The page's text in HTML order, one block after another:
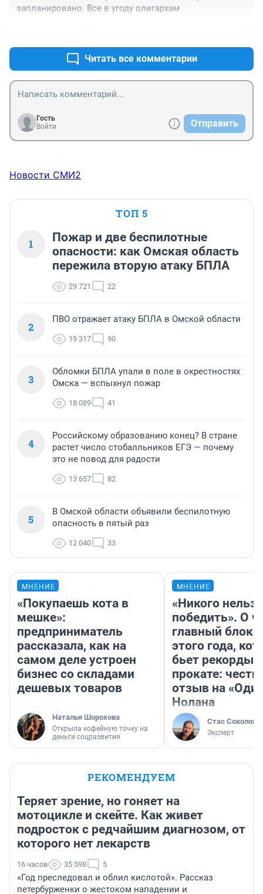
запланировано. Все в угоду олигархам
Читать все комментарии
Гость
Войти
Отправить
Новости СМИ2
ТОП 5
1
Пожар и две беспилотные
опасности: как Омская область
пережила вторую атаку БПЛА
29 721 22
2
ПВО отражает атаку БПЛА в Омской области
19 317 90
3
Обломки БПЛА упали в поле в окрестностях
Омска — вспыхнул пожар
18 089 41
4
Российскому образованию конец? В стране
растет число стобалльников ЕГЭ — почему
это не повод для радости
13 657 82
5
В Омской области объявили беспилотную
опасность в пятый раз
12 040 33
МНЕНИЕ
«Покупаешь кота в
мешке»:
предприниматель
рассказала, как на
самом деле устроен
бизнес со складами
дешевых товаров
Наталья Шорохова
Открыла кофейную точку на
деньги соцразвития
МНЕНИЕ
«Никого нельзя
победить». О
главный
этого года,
бьет рекорды в
прокате:
отзыв на
Нолана
Стас Соколов
Эксперт
РЕКОМЕНДУЕМ
Теряет зрение, но гоняет на
мотоцикле и скейте. Как живет
подросток с редчайшим диагнозом, от
которого нет лекарств
16 часов 35 598 5
«Год преследовал и облил кислотой». Рассказ
петербурженки о жестоком нападении и